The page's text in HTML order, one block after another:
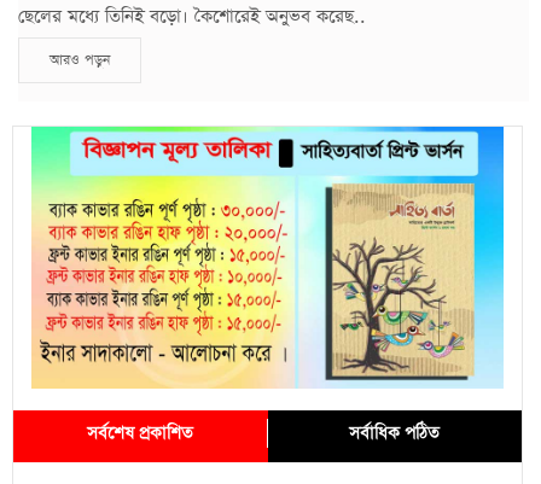
ছেলের মধ্যে তিনিই বড়ো। কৈশোরেই অনুভব করেছ..
আরও পড়ুন
সর্বশেষ প্রকাশিত সর্বাধিক পঠিত